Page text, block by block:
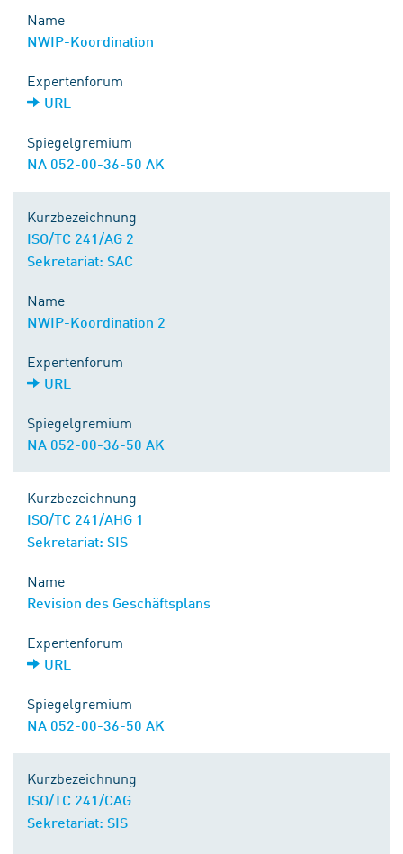
Name
NWIP-Koordination
Expertenforum
URL
Spiegelgremium
NA 052-00-36-50 AK
Kurzbezeichnung
ISO/TC 241/AG 2
Sekretariat: SAC
Name
NWIP-Koordination 2
Expertenforum
URL
Spiegelgremium
NA 052-00-36-50 AK
Kurzbezeichnung
ISO/TC 241/AHG 1
Sekretariat: SIS
Name
Revision des Geschäftsplans
Expertenforum
URL
Spiegelgremium
NA 052-00-36-50 AK
Kurzbezeichnung
ISO/TC 241/CAG
Sekretariat: SIS